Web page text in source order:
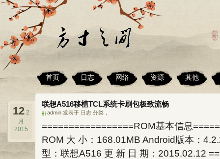
首页 日志 网络 资源 其他
联想A516移植TCL系统卡刷包极致流畅
admin 发表于 日志 分类，
12 2
月
2015
=================ROM基本信息
ROM 大 小：168.01MB Android版本：
型：联想A516 更 新 日 期：2015.02.12